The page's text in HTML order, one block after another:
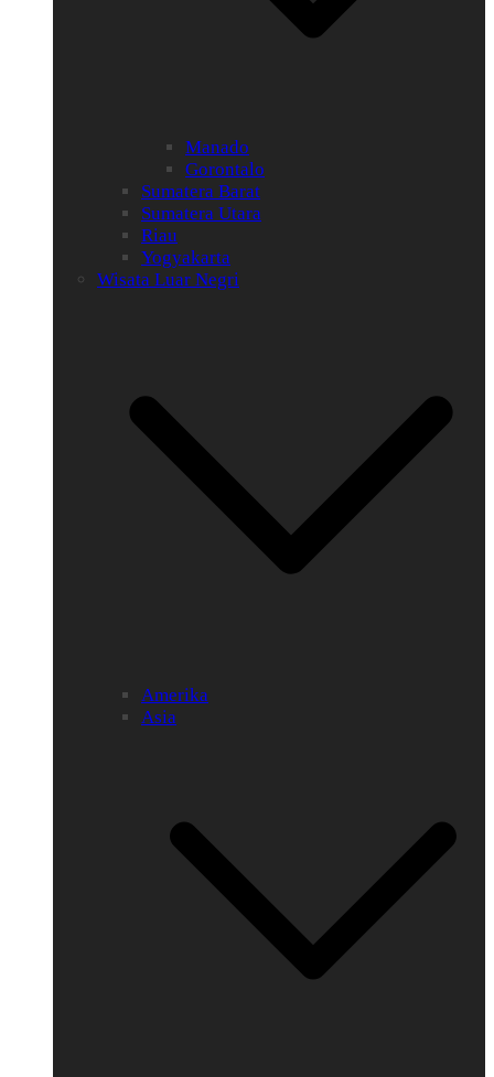
Manado
Gorontalo
Sumatera Barat
Sumatera Utara
Riau
Yogyakarta
Wisata Luar Negri
Amerika
Asia